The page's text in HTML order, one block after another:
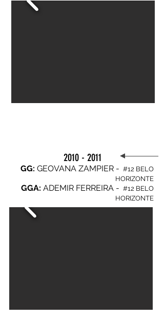
2010 - 2011
GG: GEOVANA ZAMPIER - #12 BELO
HORIZONTE
GGA: ADEMIR FERREIRA - #12 BELO
HORIZONTE